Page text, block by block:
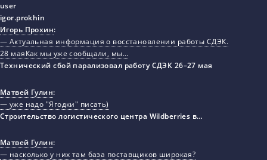
Игорь Прохин:
— Актуальная информация о восстановлении работы СДЭК.
28 маяКак мы уже сообщали, мы…
Технический сбой парализовал работу СДЭК 26–27 мая
Матвей Гулин:
— уже надо "Ягодки" писать)
Строительство логистического центра Wildberries в…
Матвей Гулин:
— насколько у них там база поставщиков широкая?